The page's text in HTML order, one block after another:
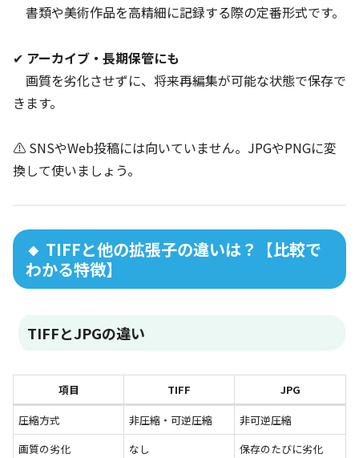
書類や美術作品を高精細に記録する際の定番形式です。
✔ アーカイブ・長期保管にも
画質を劣化させずに、将来再編集が可能な状態で保存で
きます。
⚠ SNSやWeb投稿には向いていません。JPGやPNGに変
換して使いましょう。
🔸 TIFFと他の拡張子の違いは？【比較で
わかる特徴】
TIFFとJPGの違い
項目 TIFF
JPG
圧縮方式
非圧縮・可逆圧縮
非可逆圧縮
画質の劣化
なし
保存のたびに劣化